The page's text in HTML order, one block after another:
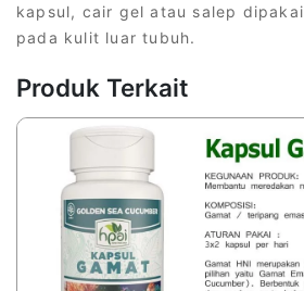
kapsul, cair gel atau salep
pada kulit luar tubuh.
Produk Terkait